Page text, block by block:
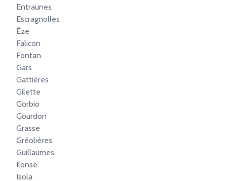
Entraunes
Escragnolles
Èze
Falicon
Fontan
Gars
Gattières
Gilette
Gorbio
Gourdon
Grasse
Gréolières
Guillaumes
Ilonse
Isola